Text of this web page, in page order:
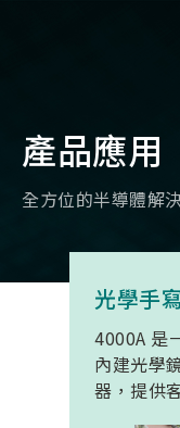
產品應用
全方位的半導體解
4000A 是
內建光學
器，提供